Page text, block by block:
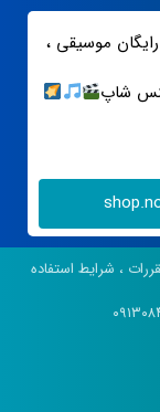
رایگان موسیقی ،
شاپ
، شرایط استفاده